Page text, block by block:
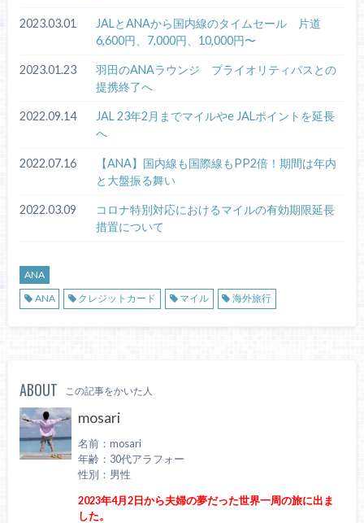
2023.03.01
JALとANAから国内線のタイムセール 片道
6,600円、7,000円、10,000円〜
2023.01.23
羽田のANAラウンジ プライオリティパスとの
提携終了へ
2022.09.14
JAL 23年2月までマイルやe JALポイントを延長
へ
2022.07.16
【ANA】国内線も国際線もPP2倍！期間は年内
と大盤振る舞い
2022.03.09
コロナ特別対応におけるマイルの有効期限延長
措置について
ANA
ANA
クレジットカード マイル 海外旅行
ABOUT この記事をかいた人
mosari
名前：mosari
年齢：30代アラフォー
性別：男性
2023年4月2日から夫婦の夢だった世界一周の旅に出ま
した。